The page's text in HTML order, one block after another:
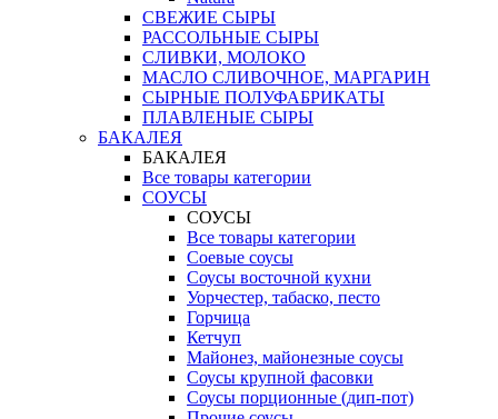
СВЕЖИЕ СЫРЫ
РАССОЛЬНЫЕ СЫРЫ
СЛИВКИ, МОЛОКО
МАСЛО СЛИВОЧНОЕ, МАРГАРИН
СЫРНЫЕ ПОЛУФАБРИКАТЫ
ПЛАВЛЕНЫЕ СЫРЫ
БАКАЛЕЯ
БАКАЛЕЯ
Все товары категории
СОУСЫ
СОУСЫ
Все товары категории
Соевые соусы
Соусы восточной кухни
Уорчестер, табаско, песто
Горчица
Кетчуп
Майонез, майонезные соусы
Соусы крупной фасовки
Соусы порционные (дип-пот)